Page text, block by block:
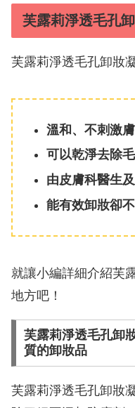
芙露莉淨透毛孔
芙露莉淨透毛孔卸妝
溫和、不刺激
可以乾淨去除
由皮膚科醫生
能有效卸妝卻
就讓小編詳細介紹芙
地方吧！
芙露莉淨透毛孔卸
質的卸妝品
芙露莉淨透毛孔卸妝